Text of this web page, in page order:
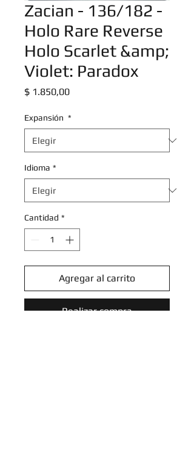
Zacian - 136/182 -
Holo Rare Reverse
Holo Scarlet &amp;
Violet: Paradox
$ 1.850,00Precio
Expansión *
Idioma *
Cantidad *
Agregar al carrito
Realizar compra